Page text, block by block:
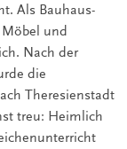
Als Bauhaus-
und
Nach der
die
Theresienstadt
treu: Heimlich